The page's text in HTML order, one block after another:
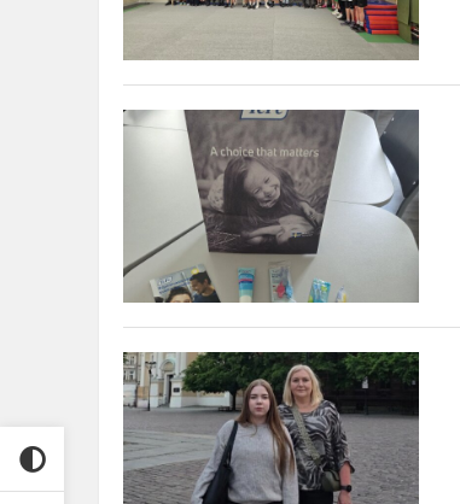
Edukacija
„Tarpdančių
sveikos
šypsenos
pagrindas“
Gimnazistė
Augustė
tarptautinio
meno